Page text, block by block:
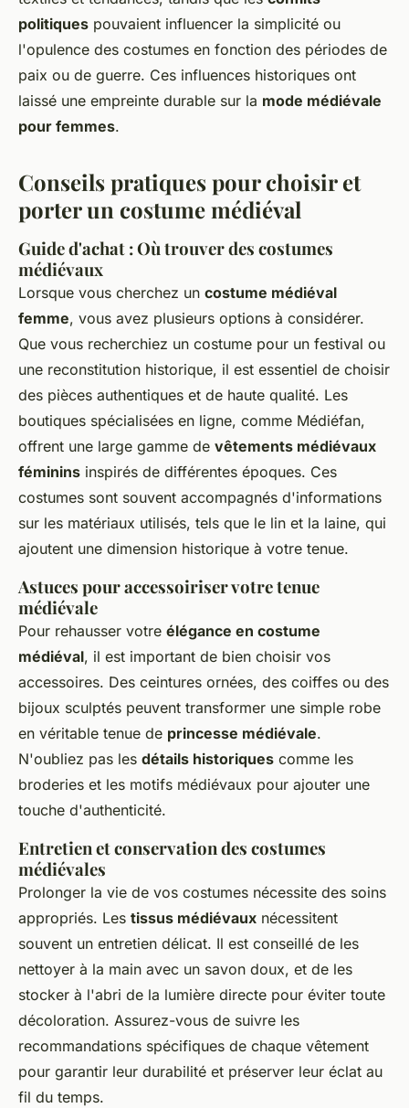
politiques pouvaient influencer la simplicité ou
l'opulence des costumes en fonction des périodes de
paix ou de guerre. Ces influences historiques ont
laissé une empreinte durable sur la mode médiévale
pour femmes.
Conseils pratiques pour choisir et
porter un costume médiéval
Guide d'achat : Où trouver des costumes
médiévaux
Lorsque vous cherchez un costume médiéval
femme, vous avez plusieurs options à considérer.
Que vous recherchiez un costume pour un festival ou
une reconstitution historique, il est essentiel de choisir
des pièces authentiques et de haute qualité. Les
boutiques spécialisées en ligne, comme Médiéfan,
offrent une large gamme de vêtements médiévaux
féminins inspirés de différentes époques. Ces
costumes sont souvent accompagnés d'informations
sur les matériaux utilisés, tels que le lin et la laine, qui
ajoutent une dimension historique à votre tenue.
Astuces pour accessoiriser votre tenue
médiévale
Pour rehausser votre élégance en costume
médiéval, il est important de bien choisir vos
accessoires. Des ceintures ornées, des coiffes ou des
bijoux sculptés peuvent transformer une simple robe
en véritable tenue de princesse médiévale.
N'oubliez pas les détails historiques comme les
broderies et les motifs médiévaux pour ajouter une
touche d'authenticité.
Entretien et conservation des costumes
médiévales
Prolonger la vie de vos costumes nécessite des soins
appropriés. Les tissus médiévaux nécessitent
souvent un entretien délicat. Il est conseillé de les
nettoyer à la main avec un savon doux, et de les
stocker à l'abri de la lumière directe pour éviter toute
décoloration. Assurez-vous de suivre les
recommandations spécifiques de chaque vêtement
pour garantir leur durabilité et préserver leur éclat au
fil du temps.